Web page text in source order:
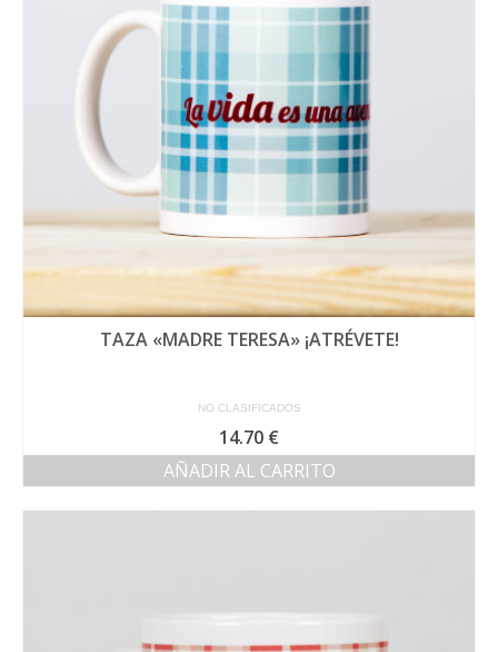
TAZA «MADRE TERESA» ¡ATRÉVETE!
NO CLASIFICADOS
14.70 €
AÑADIR AL CARRITO